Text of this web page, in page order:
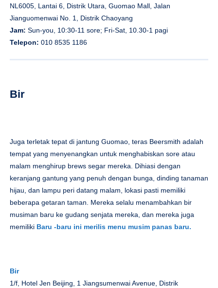
NL6005, Lantai 6, Distrik Utara, Guomao Mall, Jalan
Jianguomenwai No. 1, Distrik Chaoyang
Jam: Sun-you, 10:30-11 sore; Fri-Sat, 10.30-1 pagi
Telepon: 010 8535 1186
Bir
Juga terletak tepat di jantung Guomao, teras Beersmith adalah
tempat yang menyenangkan untuk menghabiskan sore atau
malam menghirup brews segar mereka. Dihiasi dengan
keranjang gantung yang penuh dengan bunga, dinding tanaman
hijau, dan lampu peri datang malam, lokasi pasti memiliki
beberapa getaran taman. Mereka selalu menambahkan bir
musiman baru ke gudang senjata mereka, dan mereka juga
memiliki Baru -baru ini merilis menu musim panas baru.
Bir
1/f, Hotel Jen Beijing, 1 Jiangsumenwai Avenue, Distrik